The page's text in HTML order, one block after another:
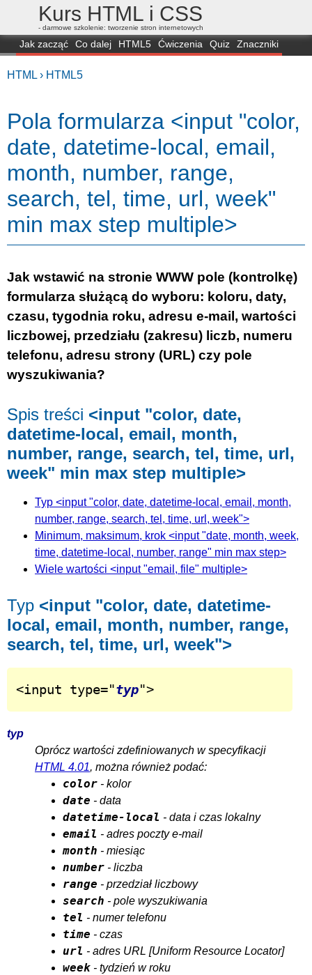
Kurs HTML i CSS
- darmowe szkolenie: tworzenie stron internetowych
Jak zacząć Co dalej HTML5 Ćwiczenia Quiz
Znaczniki
HTML › HTML5
Pola formularza <input "color,
date, datetime-local, email,
month, number, range,
search, tel, time, url, week"
min max step multiple>
Jak wstawić na stronie WWW pole (kontrolkę)
formularza służącą do wyboru: koloru, daty,
czasu, tygodnia roku, adresu e-mail, wartości
liczbowej, przedziału (zakresu) liczb, numeru
telefonu, adresu strony (URL) czy pole
wyszukiwania?
Spis treści <input "color, date,
datetime-local, email, month,
number, range, search, tel, time, url,
week" min max step multiple>
Typ <input "color, date, datetime-local, email, month,
number, range, search, tel, time, url, week">
Minimum, maksimum, krok <input "date, month, week,
time, datetime-local, number, range" min max step>
Wiele wartości <input "email, file" multiple>
Typ <input "color, date, datetime-
local, email, month, number, range,
search, tel, time, url, week">
<input type="typ">
typ
Oprócz wartości zdefiniowanych w specyfikacji
HTML 4.01, można również podać:
color - kolor
date - data
datetime-local - data i czas lokalny
email - adres poczty e-mail
month - miesiąc
number - liczba
range - przedział liczbowy
search - pole wyszukiwania
tel - numer telefonu
time - czas
url - adres URL
week - tydzień w roku